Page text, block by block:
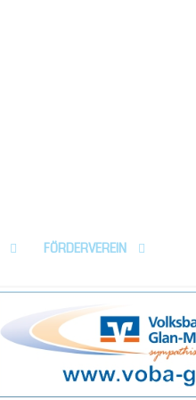
FÖRDERVEREIN